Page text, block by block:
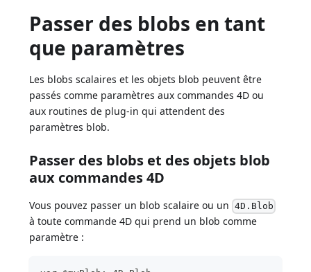
Passer des blobs en tant
que paramètres
Les blobs scalaires et les objets blob peuvent être
passés comme paramètres aux commandes 4D ou
aux routines de plug-in qui attendent des
paramètres blob.
Passer des blobs et des objets blob
aux commandes 4D
Vous pouvez passer un blob scalaire ou un 4D.Blob
à toute commande 4D qui prend un blob comme
paramètre :